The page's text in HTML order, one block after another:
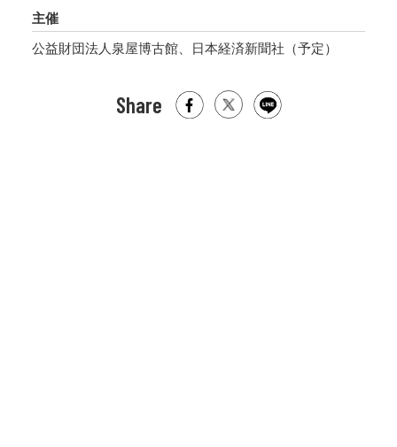
主催
公益財団法人泉屋博古館、日本経済新聞社（予定）
Share